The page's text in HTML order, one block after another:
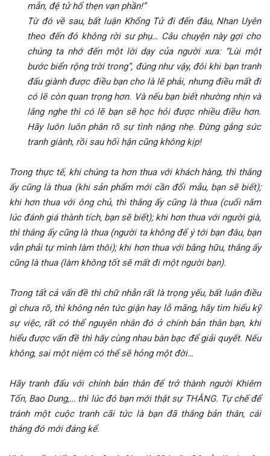
mẫn, đệ tử hổ thẹn vạn phần!”
Từ đó về sau, bất luận Khổng Tử đi đến đâu, Nhan Uyên
theo đến đó không rời sư phụ… Câu chuyện này gợi cho
chúng ta nhớ đến một lời dạy của người xưa: “Lùi một
bước biển rộng trời trong”, đúng như vậy, đôi khi bạn tranh
đấu giành được điều bạn cho là lẽ phải, nhưng điều mất đi
có lẽ còn quan trọng hơn. Và nếu bạn biết nhường nhịn và
lắng nghe thì có lẽ bạn sẽ học hỏi được nhiều điều hơn.
Hãy luôn luôn phân rõ sự tình nặng nhẹ. Đừng gắng sức
tranh giành, rồi sau hối hận cũng không kịp!
Trong thực tế, khi chúng ta hơn thua với khách hàng, thì thắng
ấy cũng là thua (khi sản phẩm mới cần đổi mẫu, bạn sẽ biết);
khi hơn thua với ông chủ, thì thắng ấy cũng là thua (cuối năm
lúc đánh giá thành tích, bạn sẽ biết); khi hơn thua với người già,
thì thắng ấy cũng là thua (người ta không để ý tới bạn đâu, bạn
vẫn phải tự mình làm thôi); khi hơn thua với bằng hữu, thắng ấy
cũng là thua (làm không tốt sẽ mất đi một người bạn).
Trong tất cả vấn đề thì chữ nhẫn rất là trọng yếu, bất luận điều
gì chưa rõ, thì không nên tức giận hay lỗ mãng, hãy tìm hiểu kỹ
sự việc, rất có thể nguyên nhân đó ở chính bản thân bạn, khi
hiểu được vấn đề thì hãy cùng nhau bàn bạc để giải quyết. Nếu
không, sai một niệm có thể sẽ hỏng một đời…
Hãy tranh đấu với chính bản thân để trở thành người Khiêm
Tốn, Bao Dung,… thì lúc đó bạn mới thật sự THẮNG. Tự chế để
tránh một cuộc tranh cãi tức là bạn đã thắng bản thân, cái
thắng đó mới đáng kể.